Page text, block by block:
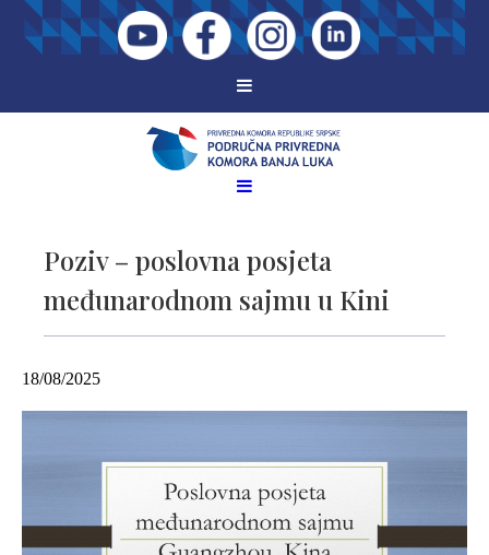
Poziv – poslovna posjeta
međunarodnom sajmu u Kini
18/08/2025